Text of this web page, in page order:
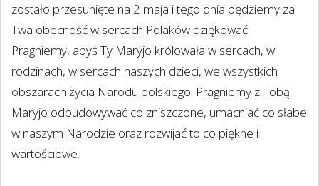
zostało przesunięte na 2 maja i tego dnia będziemy za
Twa obecność w sercach Polaków dziękować.
Pragniemy, abyś Ty Maryjo królowała w sercach, w
rodzinach, w sercach naszych dzieci, we wszystkich
obszarach życia Narodu polskiego. Pragniemy z Tobą
Maryjo odbudowywać co zniszczone, umacniać co słabe
w naszym Narodzie oraz rozwijać to co piękne i
wartościowe.